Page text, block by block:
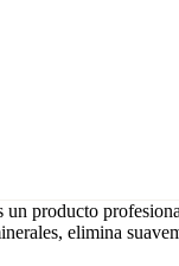
un producto
elimina